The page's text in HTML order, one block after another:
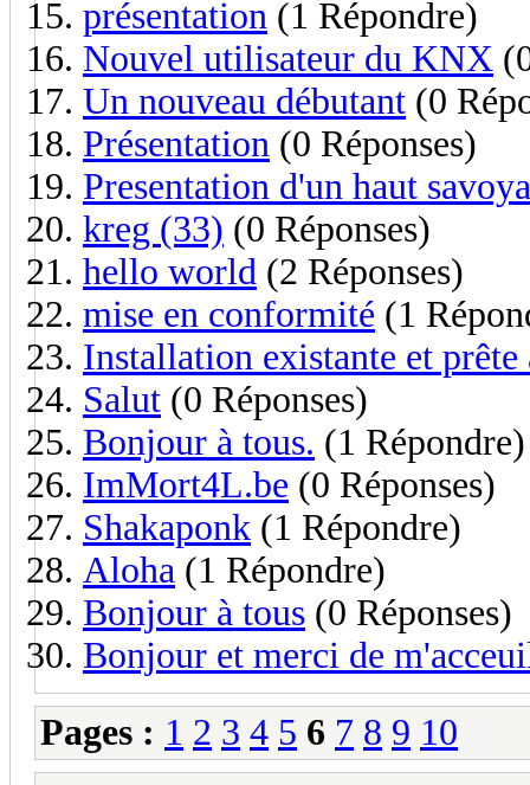
présentation (1 Répondre)
Nouvel utilisateur du KNX
Un nouveau débutant (0
Présentation (0 Réponses)
Presentation d'un haut
kreg (33) (0 Réponses)
hello world (2 Réponses)
mise en conformité (1
Installation existante et prête
Salut (0 Réponses)
Bonjour à tous. (1 Répondre)
ImMort4L.be (0 Réponses)
Shakaponk (1 Répondre)
Aloha (1 Répondre)
Bonjour à tous (0 Réponses)
Bonjour et merci de
Pages : 1 2 3 4 5 6 7 8 9 10